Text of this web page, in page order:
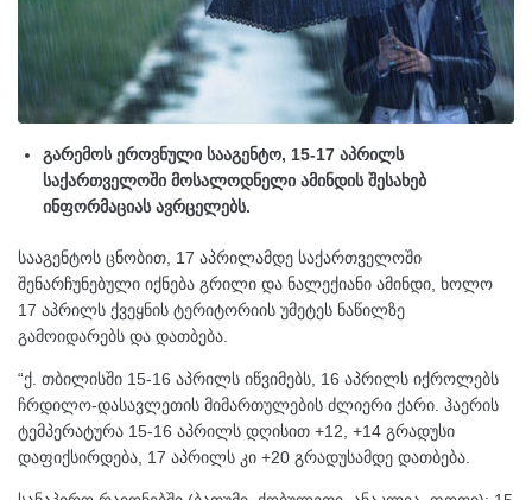
გარემოს ეროვნული სააგენტო, 15-17 აპრილს
საქართველოში მოსალოდნელი ამინდის შესახებ
ინფორმაციას ავრცელებს.
სააგენტოს ცნობით, 17 აპრილამდე საქართველოში
შენარჩუნებული იქნება გრილი და ნალექიანი ამინდი, ხოლო
17 აპრილს ქვეყნის ტერიტორიის უმეტეს ნაწილზე
გამოიდარებს და დათბება.
“ქ. თბილისში 15-16 აპრილს იწვიმებს, 16 აპრილს იქროლებს
ჩრდილო-დასავლეთის მიმართულების ძლიერი ქარი. ჰაერის
ტემპერატურა 15-16 აპრილს დღისით +12, +14 გრადუსი
დაფიქსირდება, 17 აპრილს კი +20 გრადუსამდე დათბება.